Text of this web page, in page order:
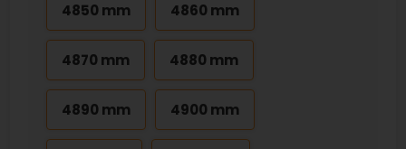
4850 mm 4860 mm
4870 mm 4880 mm
4890 mm 4900 mm